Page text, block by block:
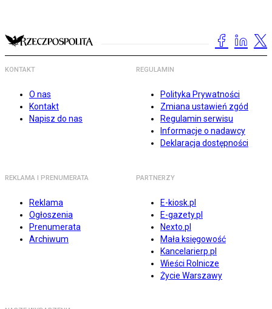
KONTAKT
O nas
Kontakt
Napisz do nas
REGULAMIN
Polityka Prywatności
Zmiana ustawień zgód
Regulamin serwisu
Informacje o nadawcy
Deklaracja dostępności
REKLAMA I PRENUMERATA
Reklama
Ogłoszenia
Prenumerata
Archiwum
PARTNERZY
E-kiosk.pl
E-gazety.pl
Nexto.pl
Mała księgowość
Kancelarierp.pl
Wieści Rolnicze
Życie Warszawy